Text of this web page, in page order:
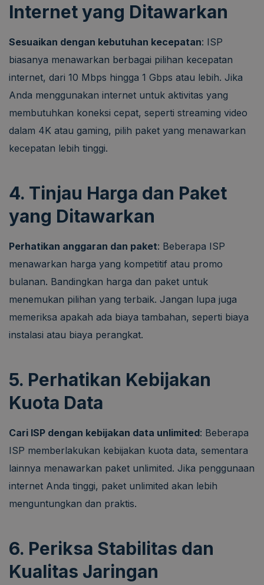
Internet yang Ditawarkan
Sesuaikan dengan kebutuhan kecepatan: ISP
biasanya menawarkan berbagai pilihan kecepatan
internet, dari 10 Mbps hingga 1 Gbps atau lebih. Jika
Anda menggunakan internet untuk aktivitas yang
membutuhkan koneksi cepat, seperti streaming video
dalam 4K atau gaming, pilih paket yang menawarkan
kecepatan lebih tinggi.
4. Tinjau Harga dan Paket
yang Ditawarkan
Perhatikan anggaran dan paket: Beberapa ISP
menawarkan harga yang kompetitif atau promo
bulanan. Bandingkan harga dan paket untuk
menemukan pilihan yang terbaik. Jangan lupa juga
memeriksa apakah ada biaya tambahan, seperti biaya
instalasi atau biaya perangkat.
5. Perhatikan Kebijakan
Kuota Data
Cari ISP dengan kebijakan data unlimited: Beberapa
ISP memberlakukan kebijakan kuota data, sementara
lainnya menawarkan paket unlimited. Jika penggunaan
internet Anda tinggi, paket unlimited akan lebih
menguntungkan dan praktis.
6. Periksa Stabilitas dan
Kualitas Jaringan